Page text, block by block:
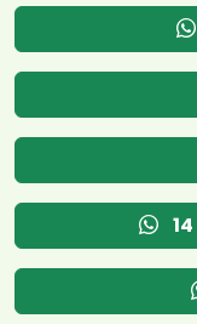
14